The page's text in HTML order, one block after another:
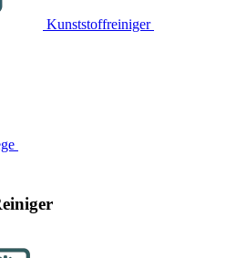
Kunststoffreiniger